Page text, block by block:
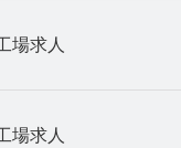
場求人
場求人